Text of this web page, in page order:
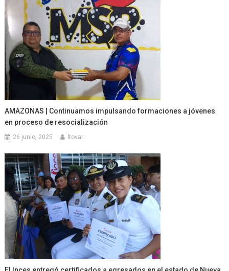
AMAZONAS | Continuamos impulsando formaciones a jóvenes
en proceso de resocialización
26 junio, 2025 ltovar